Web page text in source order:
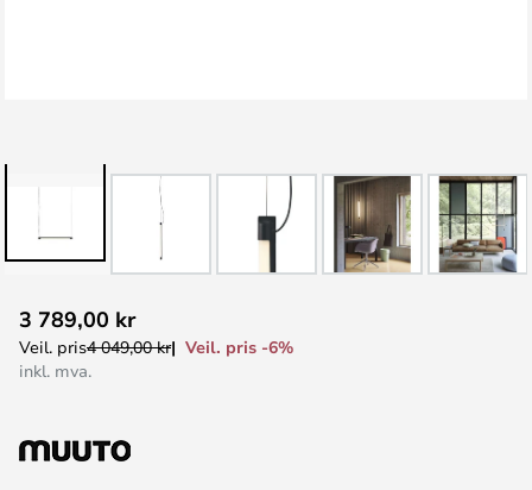
til
begynnelsen
3 789,00 kr
Veil. pris4 049,00 kr
Veil. pris -6%
inkl. mva.